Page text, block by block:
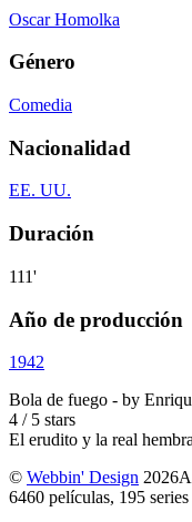
Oscar Homolka
Género
Comedia
Nacionalidad
EE. UU.
Duración
111'
Año de producción
1942
Bola de fuego - by
4 / 5 stars
El erudito y la real hembra
© Webbin' Design 2026
6460 películas, 195